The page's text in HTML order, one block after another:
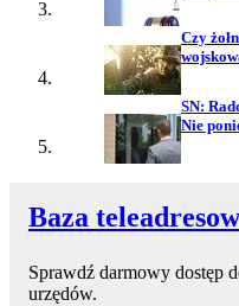
Czy
SN:
Nie
Baza
Sprawdź darmowy dostęp
urzędów.